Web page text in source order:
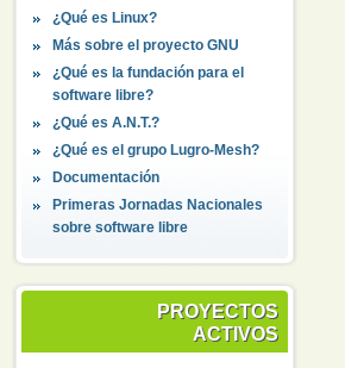
¿Qué es Linux?
Más sobre el proyecto GNU
¿Qué es la fundación para el
software libre?
¿Qué es A.N.T.?
¿Qué es el grupo Lugro-Mesh?
Documentación
Primeras Jornadas Nacionales
sobre software libre
PROYECTOS
ACTIVOS